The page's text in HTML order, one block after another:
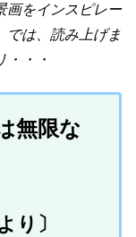
画をインスピレー
では、読み上げま
・・・
無限な
り〕